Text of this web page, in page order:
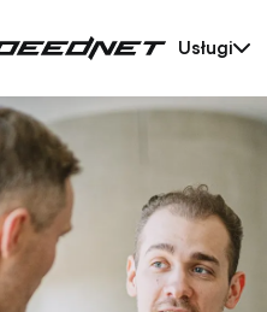
Usługi